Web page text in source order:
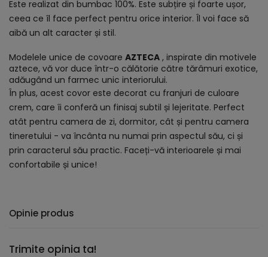
Este realizat din bumbac 100%. Este subțire și foarte ușor,
ceea ce îl face perfect pentru orice interior. Îl voi face să
aibă un alt caracter și stil.
Modelele unice de covoare AZTECA , inspirate din motivele
aztece, vă vor duce într-o călătorie către tărâmuri exotice,
adăugând un farmec unic interiorului.
În plus, acest covor este decorat cu franjuri de culoare
crem, care îi conferă un finisaj subtil și lejeritate. Perfect
atât pentru camera de zi, dormitor, cât și pentru camera
tineretului - va încânta nu numai prin aspectul său, ci și
prin caracterul său practic. Faceți-vă interioarele și mai
confortabile și unice!
Opinie produs
Trimite opinia ta!